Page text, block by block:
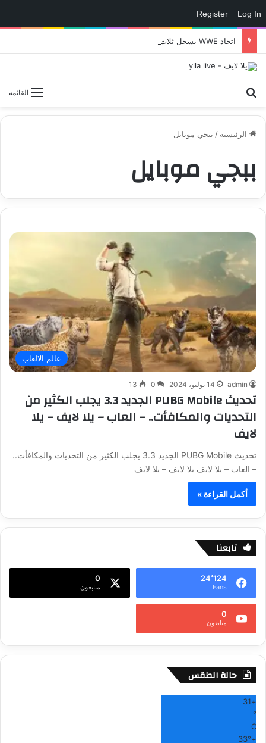
Log In
Register
القائمة
الرئيسية / ببجي موبايل
ببجي موبايل
عالم الالعاب
admin 14 يوليو، 2024 0
13
تحديث PUBG Mobile الجديد 3.3 يجلب الكثير من
التحديات والمكافأت.. – العاب – يلا لايف – يلا
لايف
تحديث PUBG Mobile الجديد 3.3 يجلب الكثير من التحديات والمكافأت..
– العاب – يلا لايف يلا لايف – يلا لايف
أكمل القراءة »
تابعنا
24٬124
Fans
0
متابعون
0
متابعون
حالة الطقس
+
31
°
C
+
33°